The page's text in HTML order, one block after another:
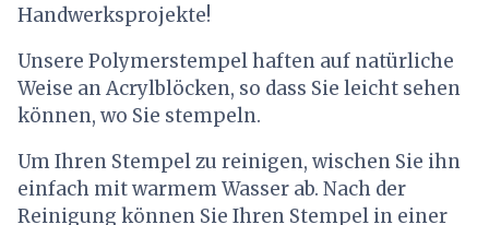
Handwerksprojekte!
Unsere Polymerstempel haften auf natürliche
Weise an Acrylblöcken, so dass Sie leicht sehen
können, wo Sie stempeln.
Um Ihren Stempel zu reinigen, wischen Sie ihn
einfach mit warmem Wasser ab. Nach der
Reinigung können Sie Ihren Stempel in einer